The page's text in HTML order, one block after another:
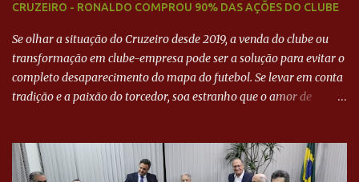
CRUZEIRO - RONALDO COMPROU 90% DAS AÇÕES DO CLUBE
Se olhar a situação do Cruzeiro desde 2019, a venda do clube ou
transformação em clube-empresa pode ser a solução para evitar o
completo desaparecimento do mapa do futebol. Se levar em conta
tradição e a paixão do torcedor, soa estranho que o amor de
feito imediatamente para pagamento de dívidas emergenciais e
investimentos no departamento de futebol. O projeto apresentado